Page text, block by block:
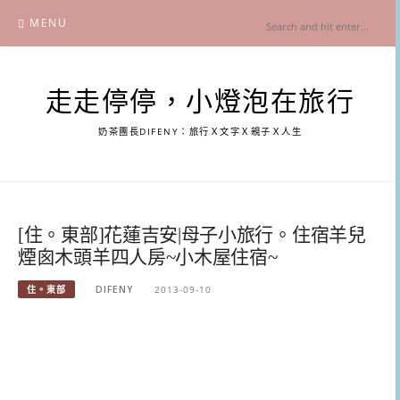
content
MENU
走走停停，小燈泡在旅行
奶茶團長DIFENY：旅行Ｘ文字Ｘ親子Ｘ人生
[住。東部]花蓮吉安|母子小旅行。住宿羊兒
煙囪木頭羊四人房~小木屋住宿~
住。東部 DIFENY 2013-09-10